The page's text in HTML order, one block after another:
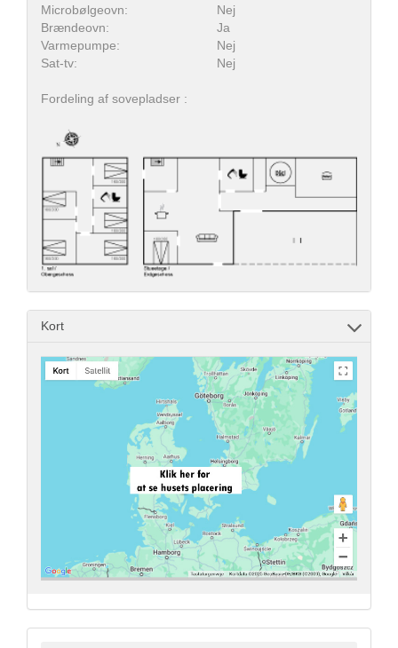
Microbølgeovn:
Nej
Brændeovn:
Ja
Varmepumpe:
Nej
Sat-tv:
Nej
Fordeling af sovepladser :
Kort